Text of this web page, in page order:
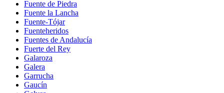
Fuente de Piedra
Fuente la Lancha
Fuente-Tójar
Fuenteheridos
Fuentes de Andalucía
Fuerte del Rey
Galaroza
Galera
Garrucha
Gaucín